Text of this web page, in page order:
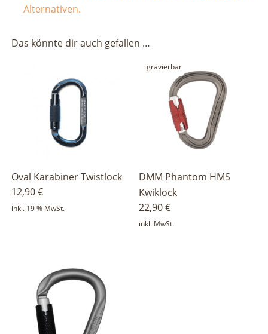
Alternativen.
Das könnte dir auch gefallen …
Oval Karabiner Twistlock
12,90€
inkl. 19 % MwSt.
gravierbar
DMM Phantom HMS
Kwiklock
22,90€
inkl. MwSt.